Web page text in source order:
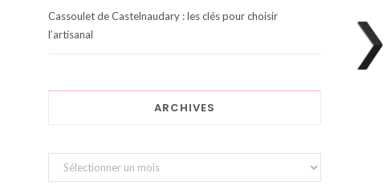
Cassoulet de Castelnaudary : les clés pour choisir
l’artisanal
ARCHIVES
Archives